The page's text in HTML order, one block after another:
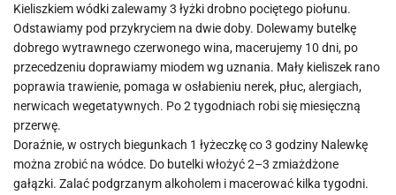
Kieliszkiem wódki zalewamy 3 łyżki drobno pociętego piołunu.
Odstawiamy pod przykryciem na dwie doby. Dolewamy butelkę
dobrego wytrawnego czerwonego wina, macerujemy 10 dni, po
przecedzeniu doprawiamy miodem wg uznania. Mały kieliszek rano
poprawia trawienie, pomaga w osłabieniu nerek, płuc, alergiach,
nerwicach wegetatywnych. Po 2 tygodniach robi się miesięczną
przerwę.
Doraźnie, w ostrych biegunkach 1 łyżeczkę co 3 godziny Nalewkę
można zrobić na wódce. Do butelki włożyć 2–3 zmiażdżone
gałązki. Zalać podgrzanym alkoholem i macerować kilka tygodni.